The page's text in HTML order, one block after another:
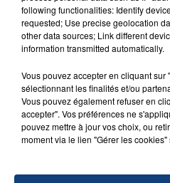
20 juillet 2026
UNE ADOLESCENTE
OPÉRER DE LA
La famille a porté plainte
reconnu sa
TITRES DIFFUSÉS
following functionalities: Identify
requested; Use precise geolocation
other data sources; Link different
information transmitted automatically.
Vous pouvez accepter en cliquant sur
sélectionnant les finalités et/ou
Vous pouvez également refuser en
accepter". Vos préférences ne
pouvez mettre à jour vos choix, ou
moment via le lien "Gérer les